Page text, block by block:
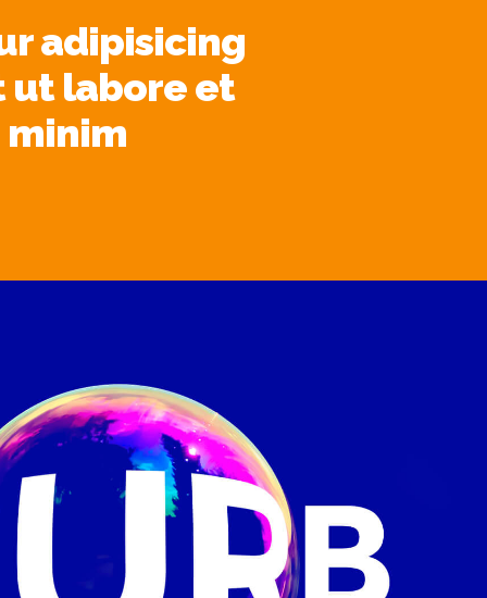
adipisicing
ut labore et
minim